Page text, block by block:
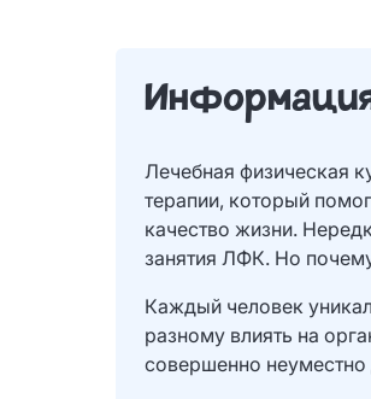
Лечебная физическая
терапии, который
качество жизни.
занятия ЛФК. Но
Каждый человек
разному влиять на
совершенно неуместно